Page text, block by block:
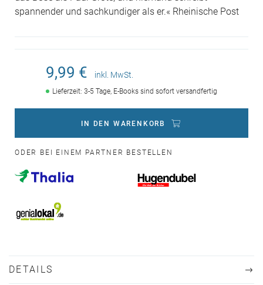
spannender und sachkundiger als er.« Rheinische Post
9,99 € inkl. MwSt.
Lieferzeit: 3-5 Tage, E-Books sind sofort versandfertig
IN DEN WARENKORB
ODER BEI EINEM PARTNER BESTELLEN
DETAILS